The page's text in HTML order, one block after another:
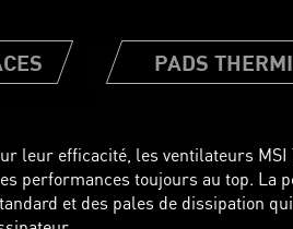
PADS
leur efficacité, les ventilateurs MSI
performances toujours au top. La
et des pales de dissipation
pour permettre le
divers composants vers le